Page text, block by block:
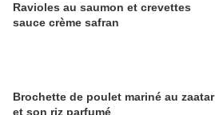
Ravioles au saumon et crevettes
sauce crème safran
Brochette de poulet mariné au zaatar
et son riz parfumé